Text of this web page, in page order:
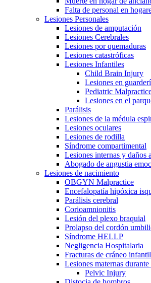
Falta de personal en
Lesiones Personales
Lesiones de amputación
Lesiones Cerebrales
Lesiones por quemaduras
Lesiones catastróficas
Lesiones Infantiles
Child Brain Injury
Lesiones en
Pediatric
Lesiones en el
Parálisis
Lesiones de la médula
Lesiones oculares
Lesiones de rodilla
Síndrome compartimental
Lesiones internas y daños
Abogado de angustia
Lesiones de nacimiento
OBGYN Malpractice
Encefalopatía hipóxica
Parálisis cerebral
Corioamnionitis
Lesión del plexo braquial
Prolapso del cordón
Síndrome HELLP
Negligencia Hospitalaria
Fracturas de cráneo infantil
Lesiones maternas
Pelvic Injury